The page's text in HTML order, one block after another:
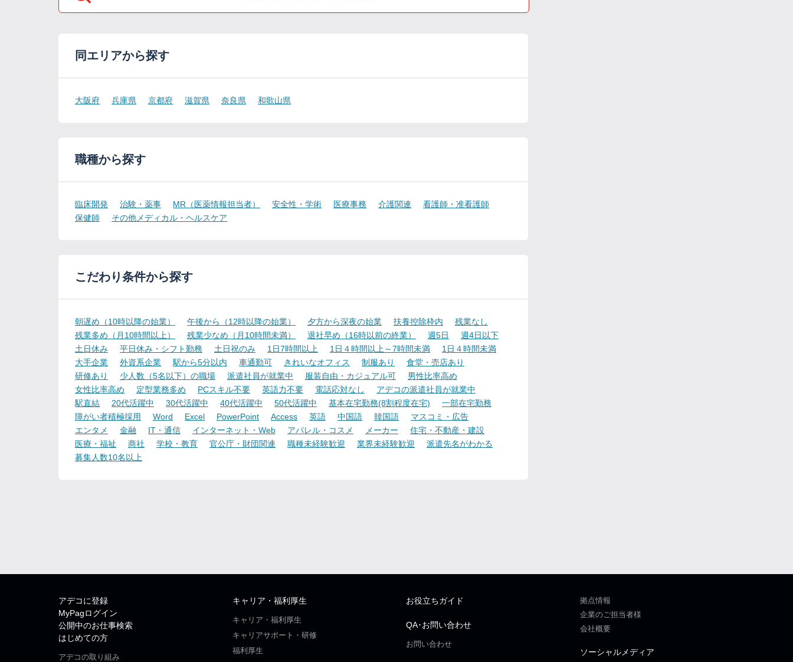
同エリアから探す
大阪府 兵庫県 京都府 滋賀県 奈良県 和歌山県
職種から探す
臨床開発 治験・薬事 MR（医薬情報担当者） 安全性・学術 医療事務 介護関連
看護師・准看護師
保健師
その他メディカル・ヘルスケア
こだわり条件から探す
朝遅め（10時以降の始業） 午後から（12時以降の始業） 夕方から深夜の始業 扶養控除枠内
残業なし
残業多め（月10時間以上）
残業少なめ（月10時間未満） 退社早め（16時以前の終業） 週5日
週4日以下
土日休み
平日休み・シフト勤務 土日祝のみ 1日7時間以上 1日４時間以上～7時間未満
1日４時間未満
大手企業
外資系企業 駅から5分以内 車通勤可 きれいなオフィス 制服あり
食堂・売店あり
研修あり
少人数（5名以下）の職場 派遣社員が就業中 服装自由・カジュアル可
男性比率高め
女性比率高め
定型業務多め PCスキル不要 英語力不要 電話応対なし
アデコの派遣社員が就業中
駅直結
20代活躍中 30代活躍中 40代活躍中 50代活躍中 基本在宅勤務(8割程度在宅)
一部在宅勤務
障がい者積極採用
Word Excel PowerPoint Access 英語 中国語 韓国語
マスコミ・広告
エンタメ
金融 IT・通信 インターネット・Web アパレル・コスメ メーカー
住宅・不動産・建設
医療・福祉
商社 学校・教育 官公庁・財団関連 職種未経験歓迎 業界未経験歓迎
派遣先名がわかる
募集人数10名以上
アデコに登録
MyPagログイン
公開中のお仕事検索
はじめての方
アデコの取り組み
キャリア・福利厚生
キャリア・福利厚生
キャリアサポート・研修
福利厚生
お役立ちガイド
QA･お問い合わせ
お問い合わせ
拠点情報
企業のご担当者様
会社概要
ソーシャルメディア